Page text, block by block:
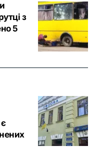
з
5